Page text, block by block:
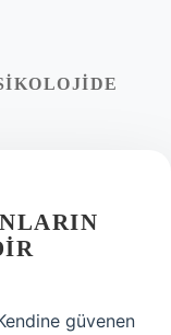
güvenen